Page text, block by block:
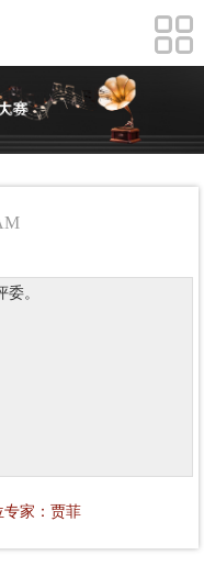
。
家：贾菲